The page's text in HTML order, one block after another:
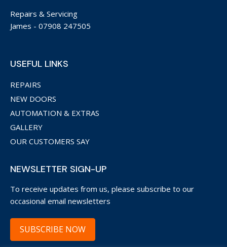
Repairs & Servicing
James - 07908 247505
USEFUL LINKS
REPAIRS
NEW DOORS
AUTOMATION & EXTRAS
GALLERY
OUR CUSTOMERS SAY
NEWSLETTER SIGN-UP
To receive updates from us, please subscribe to our
occasional email newsletters
SUBSCRIBE NOW